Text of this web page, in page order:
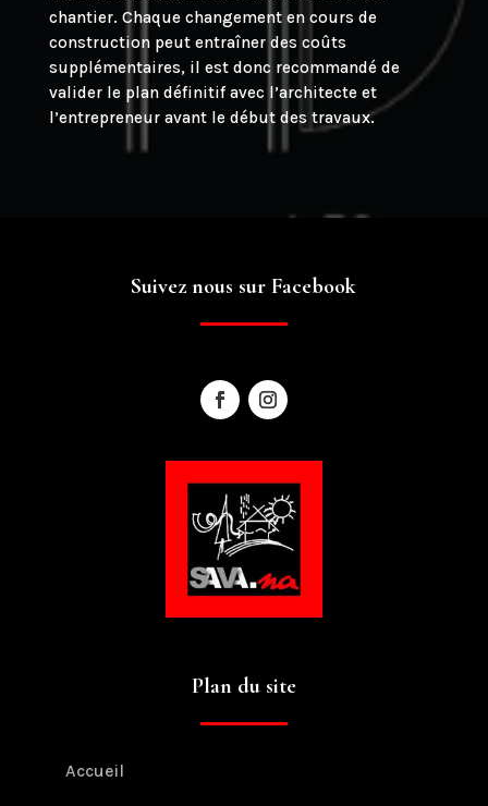
chantier. Chaque changement en cours de
construction peut entraîner des coûts
supplémentaires, il est donc recommandé de
valider le plan définitif avec l’architecte et
l’entrepreneur avant le début des travaux.
Suivez nous sur Facebook
Plan du site
Accueil